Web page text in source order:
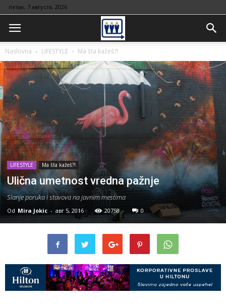
петак, 7 августа, 2026
Naslovna LIFESTYLE Ma šta kažeš?!
LIFESTYLE Ma šta kažeš?!
Ulična umetnost vredna pažnje
Slanje poruka i stavova na javnim mestima
Od Mira Jokic - авг 5, 2016 20758 0